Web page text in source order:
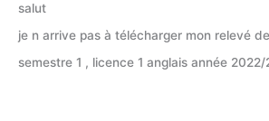
salut
je n arrive pas à télécharger mon relevé
semestre 1 , licence 1 anglais année